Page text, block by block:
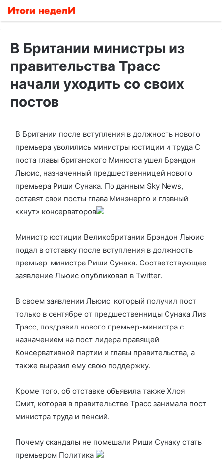
В Британии министры из
правительства Трасс
начали уходить со своих
постов
В Британии после вступления в должность нового
премьера уволились министры юстиции и труда С
поста главы британского Минюста ушел Брэндон
Льюис, назначенный предшественницей нового
премьера Риши Сунака. По данным Sky News,
оставят свои посты глава Минэнерго и главный
«кнут» консерваторов
Министр юстиции Великобритании Брэндон Льюис
подал в отставку после вступления в должность
премьер-министра Риши Сунака. Соответствующее
заявление Льюис опубликовал в Twitter.
В своем заявлении Льюис, который получил пост
только в сентябре от предшественницы Сунака Лиз
Трасс, поздравил нового премьер-министра с
назначением на пост лидера правящей
Консервативной партии и главы правительства, а
также выразил ему свою поддержку.
Кроме того, об отставке объявила также Хлоя
Смит, которая в правительстве Трасс занимала пост
министра труда и пенсий.
Почему скандалы не помешали Риши Сунаку стать
премьером Политика